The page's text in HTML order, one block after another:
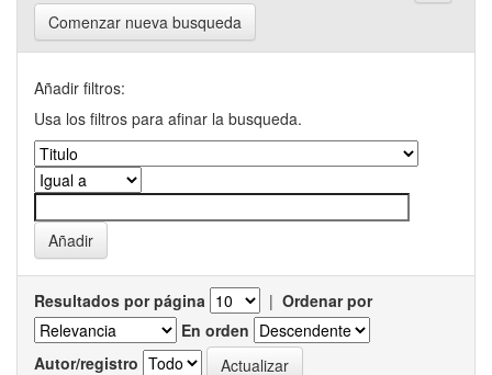
Comenzar nueva busqueda
Añadir filtros:
Usa los filtros para afinar la busqueda.
Resultados por página | Ordenar por
En orden
Autor/registro